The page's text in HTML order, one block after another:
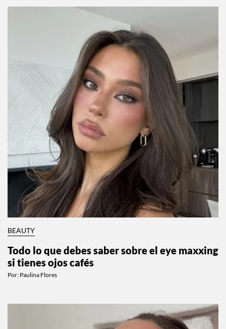
BEAUTY
Todo lo que debes saber sobre el eye maxxing
si tienes ojos cafés
Por: Paulina Flores